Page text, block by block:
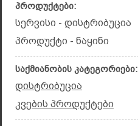
პროდუქტები:
სერვისი - დისტრიბუცია
პროდუქტი - ნაყინი
საქმიანობის კატეგორიები:
დისტრიბუცია
კვების პროდუქტები